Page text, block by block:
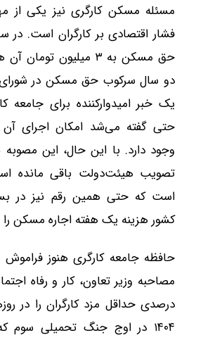
مسئله مسکن کارگری نیز یکی از
فشار اقتصادی بر کارگران است. در
حق مسکن به ۳ میلیون
دو سال سرکوب حق مسکن در شورای
یک خبر امیدوارکننده برای جامعه
وجود دارد. با این حال، این مصوبه
تصویب هیئت‌دولت باقی مانده
است که حتی همین رقم نیز در
کشور هزینه یک هفته اجاره مسکن
حافظه جامعه کارگری هنوز
درصدی حداقل مزد کارگران را در
۱۴۰۴ در اوج جنگ تحمیلی